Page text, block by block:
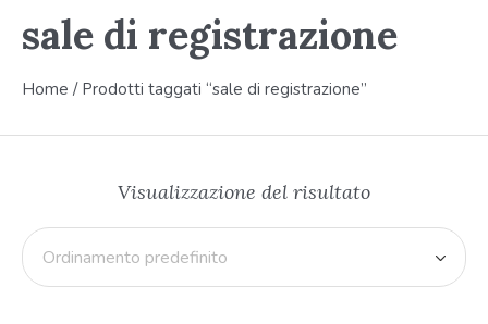
sale di registrazione
Home / Prodotti taggati “sale di registrazione”
Visualizzazione del risultato